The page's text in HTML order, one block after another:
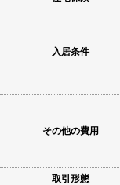
入居条件
その他の費用
取引形態